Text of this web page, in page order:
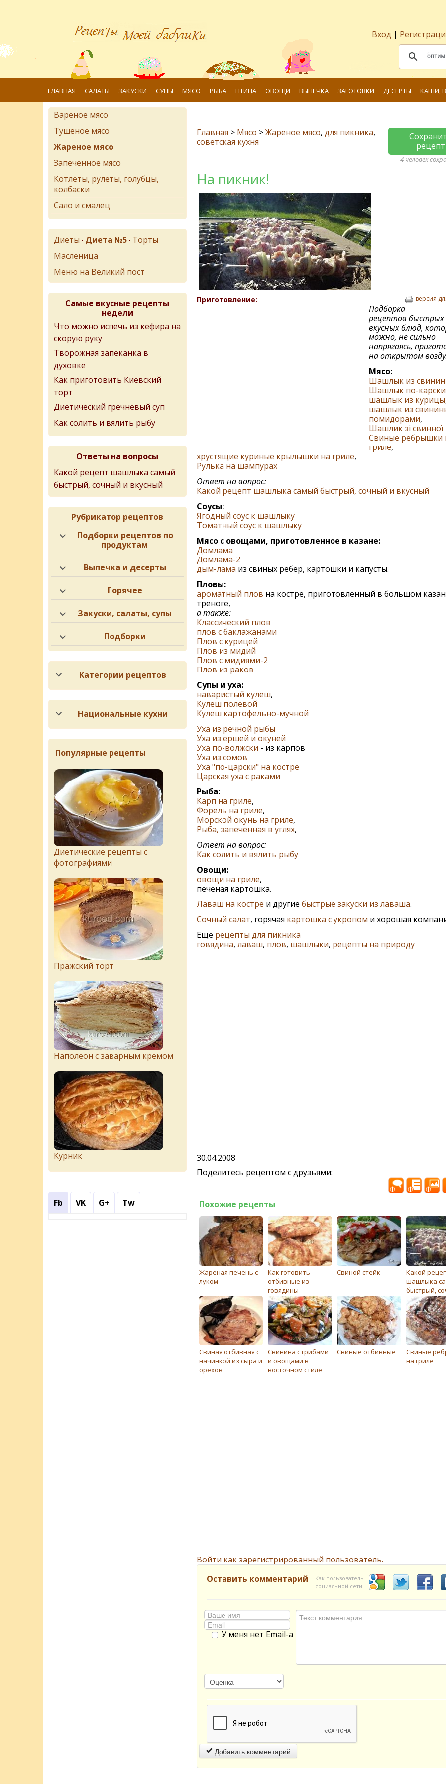
Вход |
ГЛАВНАЯ САЛАТЫ ЗАКУСКИ СУПЫ МЯСО РЫБА ПТИЦА ОВОЩИ ВЫПЕЧКА ЗАГОТОВКИ ДЕСЕРТЫ КАШИ,
Главная > Мясо >Жареное мясо, для пикника,
советская кухня
рецепт
4 человек
На пикник!
Приготовление: версия
Подборка
рецептов быстрых
вкусных блюд,
можно, не сильно
напрягаясь,
на открытом
Мясо:
Шашлык из
Шашлык по-карски
шашлык из курицы
шашлык из
помидорами,
Шашлик зі свинної
Свиные ребрышки
гриле,
хрустящие куриные крылышки на гриле,
Рулька на шампурах
Ответ на вопрос:
Какой рецепт шашлыка самый быстрый, сочный и вкусный
Соусы:
Ягодный соус к шашлыку
Томатный соус к шашлыку
Мясо с овощами, приготовленное в казане:
Домлама
Домлама-2
дым-лама из свиных ребер, картошки и капусты.
Пловы:
ароматный плов на костре, приготовленный в большом
треноге,
а также:
Классический плов
плов с баклажанами
Плов с курицей
Плов из мидий
Плов с мидиями-2
Плов из раков
Супы и уха:
наваристый кулеш,
Кулеш полевой
Кулеш картофельно-мучной
Уха из речной рыбы
Уха из ершей и окуней
Уха по-волжски - из карпов
Уха из сомов
Уха "по-царски" на костре
Царская уха с раками
Рыба:
Карп на гриле,
Форель на гриле,
Морской окунь на гриле,
Рыба, запеченная в углях,
Ответ на вопрос:
Как солить и вялить рыбу
Овощи:
овощи на гриле,
печеная картошка,
Лаваш на костре и другие быстрые закуски из лаваша.
Сочный салат, горячая картошка с укропом и хорошая
Еще рецепты для пикника
говядина, лаваш, плов, шашлыки, рецепты на природу
30.04.2008
Поделитесь рецептом с друзьями:
Похожие рецепты
Жареная печень с
луком
Как готовить
отбивные из
говядины
Свиной стейк
Какой
шашлыка
быстрый,
вкусный
Свиная отбивная с
начинкой из сыра и
орехов
Свинина с грибами
и овощами в
восточном стиле
Свиные отбивные
Свиные
на гриле
Войти как зарегистрированный пользователь.
Оставить комментарий
Как пользователь
социальной сети
У меня нет Email-а
Добавить комментарий
Вареное мясо
Тушеное мясо
Жареное мясо
Запеченное мясо
Котлеты, рулеты, голубцы,
колбаски
Сало и смалец
Диеты • Диета №5 • Торты
Масленица
Меню на Великий пост
Самые вкусные рецепты
недели
Что можно испечь из кефира на
скорую руку
Творожная запеканка в
духовке
Как приготовить Киевский
торт
Диетический гречневый суп
Как солить и вялить рыбу
Ответы на вопросы
Какой рецепт шашлыка самый
быстрый, сочный и вкусный
Рубрикатор рецептов
Подборки рецептов по
продуктам
Выпечка и десерты
Горячее
Закуски, салаты, супы
Подборки
Категории рецептов
Национальные кухни
Популярные рецепты
Диетические рецепты с
фотографиями
Пражский торт
Наполеон с заварным кремом
Курник
Fb VK G+ Tw